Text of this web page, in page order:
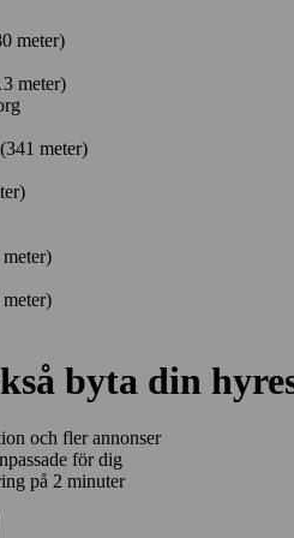
meter)
meter)
(341 meter)
byta din
och fler annonser
för dig
på 2 minuter